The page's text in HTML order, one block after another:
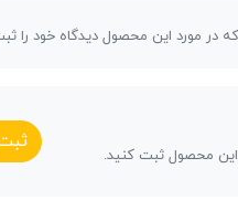
در مورد این محصول دیدگاه خود را
این محصول ثبت کنید.